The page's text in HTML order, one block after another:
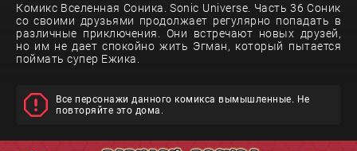
Комикс Вселенная Соника. Sonic Universe. Часть 36 Соник
со своими друзьями продолжает регулярно попадать в
различные приключения. Они встречают новых друзей,
но им не дает спокойно жить Эгман, который пытается
поймать супер Ежика.
Все персонажи данного комикса вымышленные. Не
повторяйте это дома.